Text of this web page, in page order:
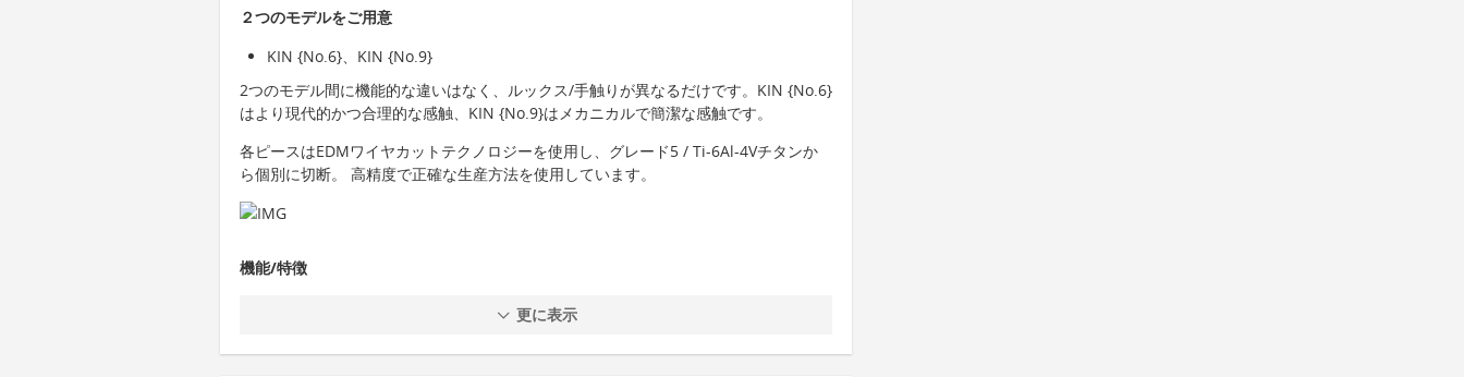
２つのモデルをご用意
KIN {No.6}、KIN {No.9}
2つのモデル間に機能的な違いはなく、ルックス/手触りが異なるだけです。KIN {No.6}
はより現代的かつ合理的な感触、KIN {No.9}はメカニカルで簡潔な感触です。
各ピースはEDMワイヤカットテクノロジーを使用し、グレード5 / Ti-6Al-4Vチタンか
ら個別に切断。 高精度で正確な生産方法を使用しています。
機能/特徴
更に表示